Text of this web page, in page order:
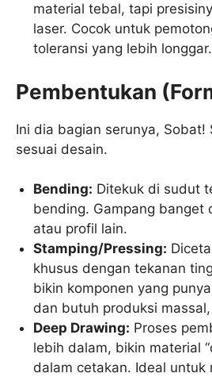
material tebal, tapi
laser. Cocok untuk
toleransi yang lebih longgar.
Pembentukan
Ini dia bagian serunya, Sobat!
sesuai desain.
Bending: Ditekuk di sudut
bending. Gampang banget
atau profil lain.
Stamping/Pressing:
khusus dengan tekanan
bikin komponen yang
dan butuh produksi
Deep Drawing: Proses
lebih dalam, bikin material
dalam cetakan. Ideal untuk